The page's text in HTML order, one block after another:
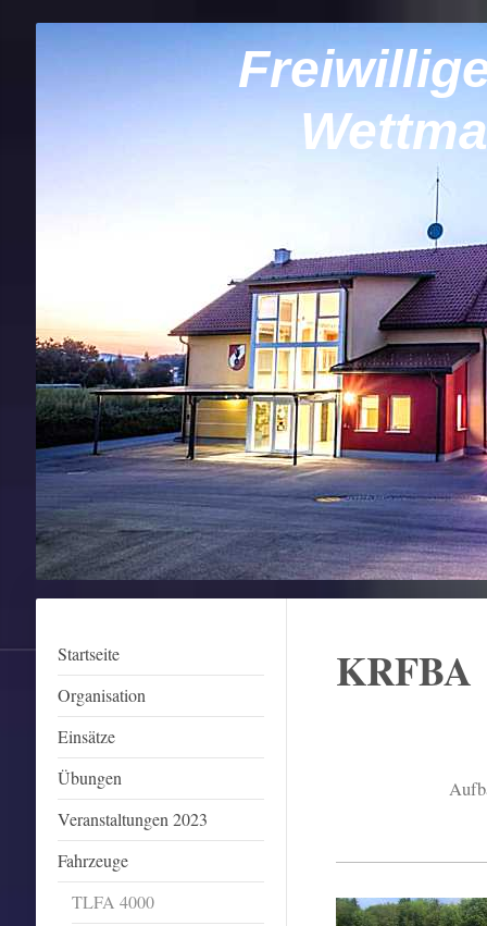
Startseite
Organisation
Einsätze
Übungen
Veranstaltungen 2023
Fahrzeuge
TLFA 4000
KRFBA